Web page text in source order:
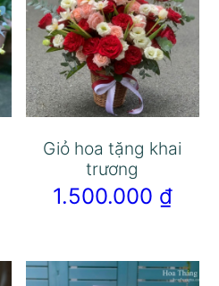
Giỏ hoa tặng khai
trương
1.500.000 ₫